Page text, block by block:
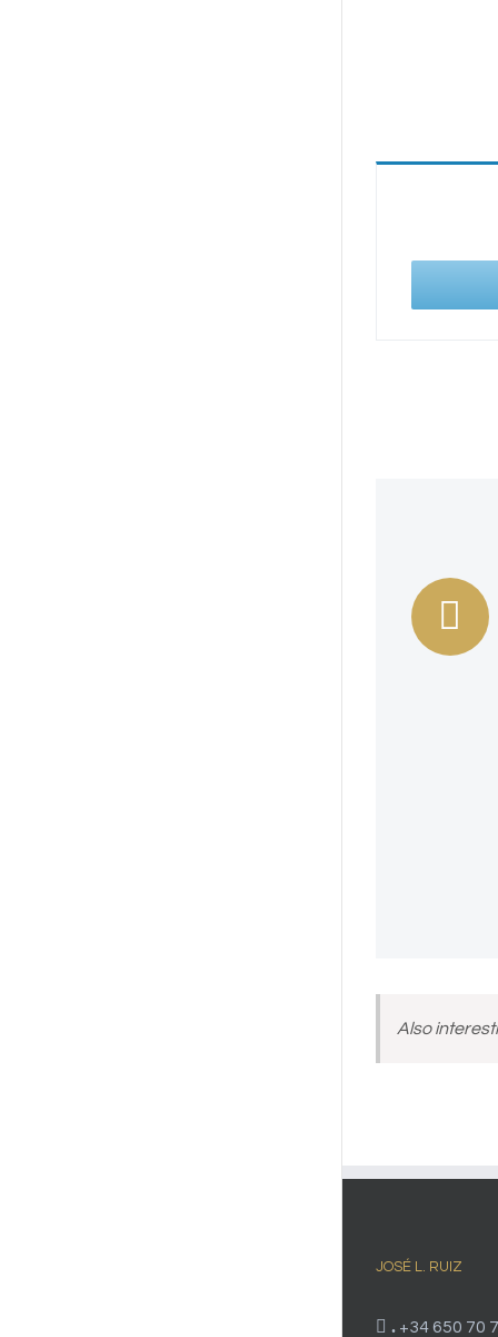
Also
JOSÉ L. RUIZ
. +34 650 70